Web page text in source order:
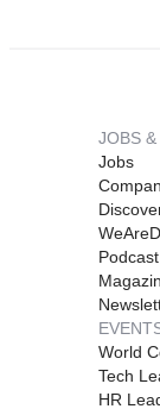
JOBS &
Jobs
Podcast
World
Tech
HR